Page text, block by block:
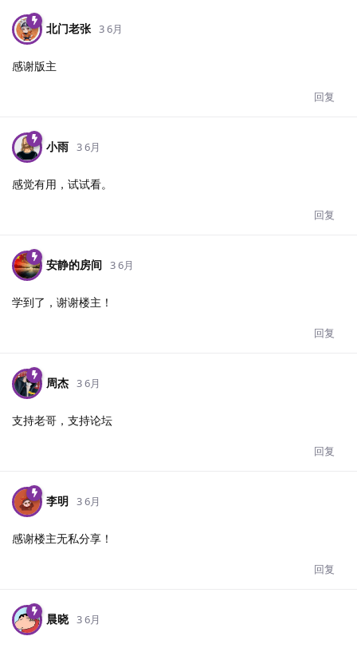
北门老张 3 6月
感谢版主
回复
小雨 3 6月
感觉有用，试试看。
回复
安静的房间 3 6月
学到了，谢谢楼主！
回复
周杰 3 6月
支持老哥，支持论坛
回复
李明 3 6月
感谢楼主无私分享！
回复
晨晓 3 6月